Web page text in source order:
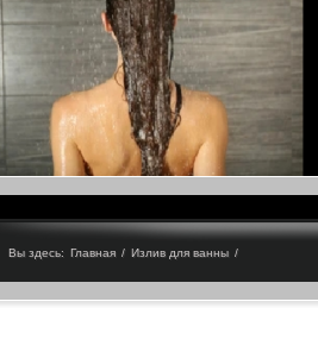
Вы здесь: Главная / Излив для ванны /